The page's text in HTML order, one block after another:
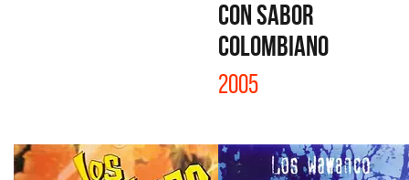
CON SABOR
COLOMBIANO
2005